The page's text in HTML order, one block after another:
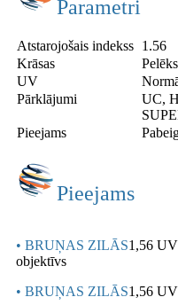
Parametri
Atstarojošais indekss 1.56
Krāsas
Pelēks
UV
Pārklājumi
UC,
Pieejams
Pieejams
• BRUŅAS ZILĀS1,56
objektīvs
• BRUŅAS ZILĀS1,56